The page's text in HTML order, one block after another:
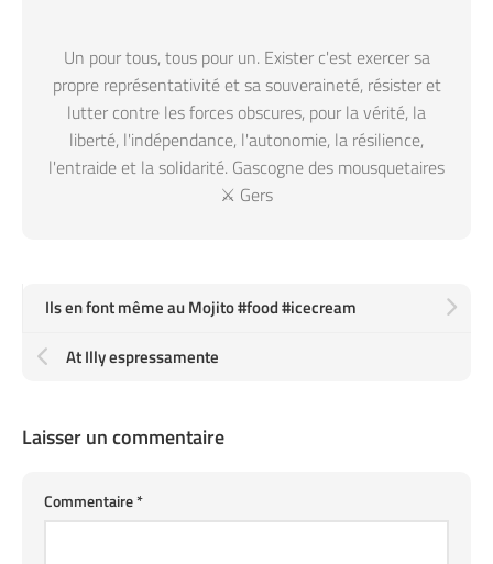
Un pour tous, tous pour un. Exister c'est exercer sa
propre représentativité et sa souveraineté, résister et
lutter contre les forces obscures, pour la vérité, la
liberté, l'indépendance, l'autonomie, la résilience,
l'entraide et la solidarité. Gascogne des mousquetaires
⚔️ Gers
Ils en font même au Mojito #food #icecream
At Illy espressamente
Laisser un commentaire
Commentaire*